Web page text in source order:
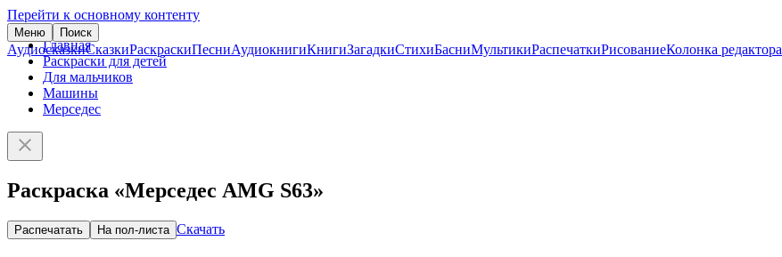
Перейти к основному контенту
Меню Поиск
АудиосказкиСказкиРаскраскиПесниАудиокнигиКнигиЗагадкиСтихиБасниМультикиРаспечаткиРисованиеКолонка редактора
Главная
Раскраски для детей
Для мальчиков
Машины
Мерседес
Раскраска «Мерседес AMG S63»
Распечатать На пол-листа Скачать